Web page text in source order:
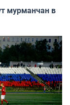
мурманчан в